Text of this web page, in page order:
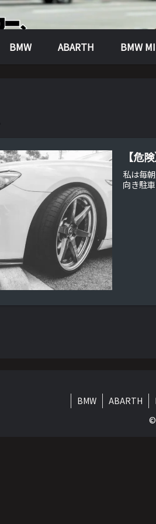
BMW ABARTH BMW
【危
私は毎
向き駐
BMW ABARTH
©